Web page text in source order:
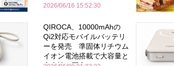
2026/06/16 15:52:30
QIROCA、10000mAhの
Qi2対応モバイルバッテリ
ーを発売 準固体リチウム
イオン電池搭載で大容量と